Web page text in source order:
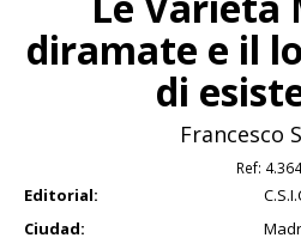
diramate e il
di
Francesco
Ref: 4.364
Editorial:
Ciudad: